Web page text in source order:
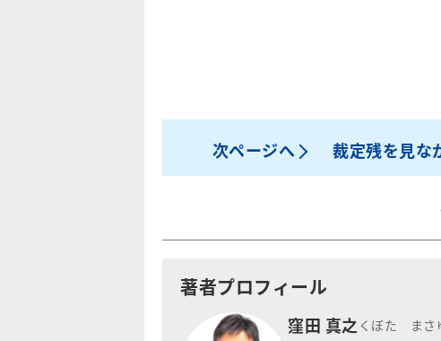
次ページへ 裁定残を見な
著者プロフィール
窪田 真之 くぼた まさ